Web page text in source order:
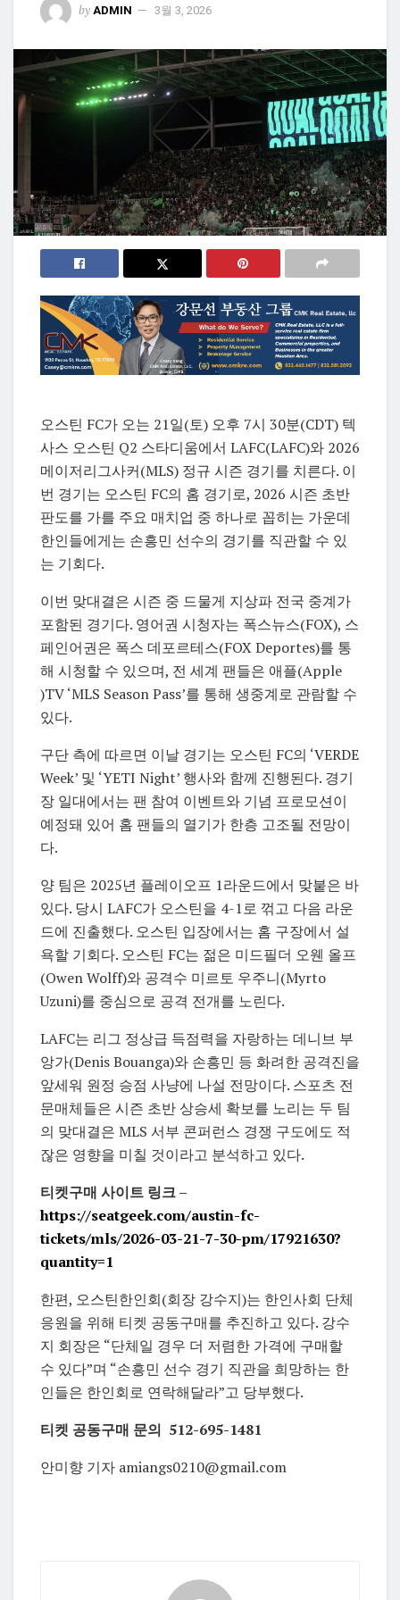
by ADMIN 3월 3, 2026
오스틴 FC가 오는 21일(토) 오후 7시 30분(CDT) 텍
사스 오스틴 Q2 스타디움에서 LAFC(LAFC)와 2026
메이저리그사커(MLS) 정규 시즌 경기를 치른다. 이
번 경기는 오스틴 FC의 홈 경기로, 2026 시즌 초반
판도를 가를 주요 매치업 중 하나로 꼽히는 가운데
한인들에게는 손흥민 선수의 경기를 직관할 수 있
는 기회다.
이번 맞대결은 시즌 중 드물게 지상파 전국 중계가
포함된 경기다. 영어권 시청자는 폭스뉴스(FOX), 스
페인어권은 폭스 데포르테스(FOX Deportes)를 통
해 시청할 수 있으며, 전 세계 팬들은 애플(Apple
)TV ‘MLS Season Pass’를 통해 생중계로 관람할 수
있다.
구단 측에 따르면 이날 경기는 오스틴 FC의 ‘VERDE
Week’ 및 ‘YETI Night’ 행사와 함께 진행된다. 경기
장 일대에서는 팬 참여 이벤트와 기념 프로모션이
예정돼 있어 홈 팬들의 열기가 한층 고조될 전망이
다.
양 팀은 2025년 플레이오프 1라운드에서 맞붙은 바
있다. 당시 LAFC가 오스틴을 4-1로 꺾고 다음 라운
드에 진출했다. 오스틴 입장에서는 홈 구장에서 설
욕할 기회다. 오스틴 FC는 젊은 미드필더 오웬 올프
(Owen Wolff)와 공격수 미르토 우주니(Myrto
Uzuni)를 중심으로 공격 전개를 노린다.
LAFC는 리그 정상급 득점력을 자랑하는 데니브 부
앙가(Denis Bouanga)와 손흥민 등 화려한 공격진을
앞세워 원정 승점 사냥에 나설 전망이다. 스포츠 전
문매체들은 시즌 초반 상승세 확보를 노리는 두 팀
의 맞대결은 MLS 서부 콘퍼런스 경쟁 구도에도 적
잖은 영향을 미칠 것이라고 분석하고 있다.
티켓구매 사이트 링크 –
https://seatgeek.com/austin-fc-
tickets/mls/2026-03-21-7-30-pm/17921630?
quantity=1
한편, 오스틴한인회(회장 강수지)는 한인사회 단체
응원을 위해 티켓 공동구매를 추진하고 있다. 강수
지 회장은 “단체일 경우 더 저렴한 가격에 구매할
수 있다”며 “손흥민 선수 경기 직관을 희망하는 한
인들은 한인회로 연락해달라”고 당부했다.
티켓 공동구매 문의 512-695-1481
안미향 기자 amiangs0210@gmail.com